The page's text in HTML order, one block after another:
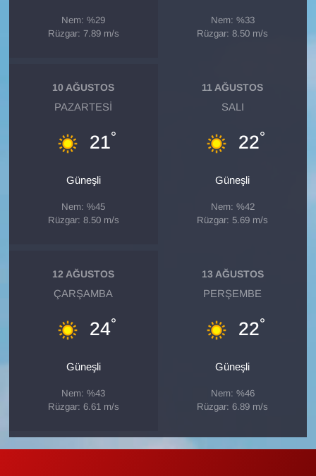
Nem: %29
Rüzgar: 7.89 m/s
Nem: %33
Rüzgar: 8.50 m/s
10 AĞUSTOS
PAZARTESI
21°
Güneşli
Nem: %45
Rüzgar: 8.50 m/s
11 AĞUSTOS
SALI
22°
Güneşli
Nem: %42
Rüzgar: 5.69 m/s
12 AĞUSTOS
ÇARŞAMBA
24°
Güneşli
Nem: %43
Rüzgar: 6.61 m/s
13 AĞUSTOS
PERŞEMBE
22°
Güneşli
Nem: %46
Rüzgar: 6.89 m/s
RÖPORTAJ
Seri İlan
SİYASET
TEBRİK
TEKNOLOJİ
Turizm
VAN'DA SPOR